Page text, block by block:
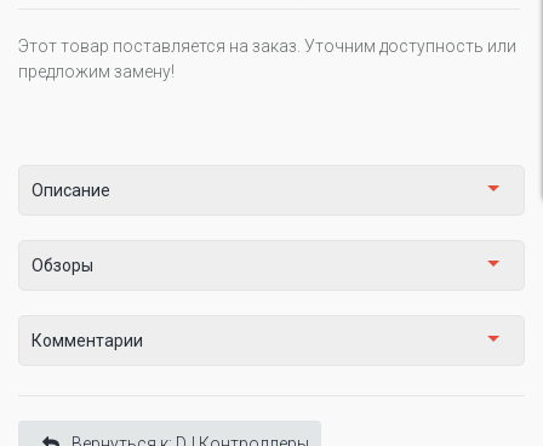
Этот товар поставляется на заказ. Уточним доступность или
предложим замену!
Описание
Обзоры
Комментарии